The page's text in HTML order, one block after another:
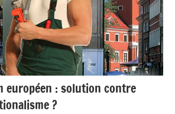
européen : solution contre
?